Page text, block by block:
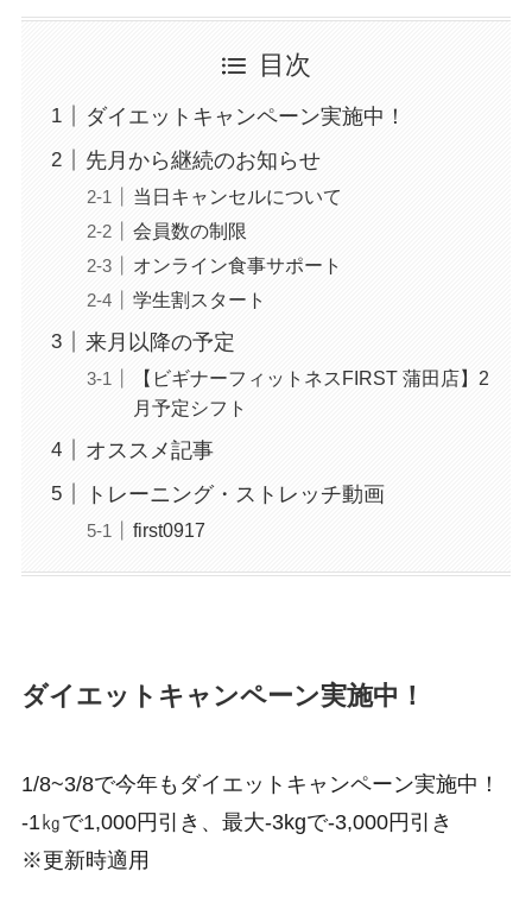
目次
ダイエットキャンペーン実施中！
先月から継続のお知らせ
当日キャンセルについて
会員数の制限
オンライン食事サポート
学生割スタート
来月以降の予定
【ビギナーフィットネスFIRST 蒲田店】2
月予定シフト
オススメ記事
トレーニング・ストレッチ動画
first0917
ダイエットキャンペーン実施中！
1/8~3/8で今年もダイエットキャンペーン実施中！
-1㎏で1,000円引き、最大-3kgで-3,000円引き
※更新時適用